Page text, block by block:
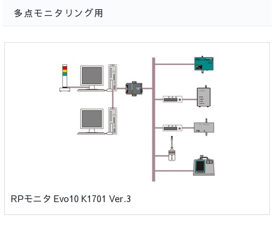
お問い合わせ
092-281-5361
多点モニタリング用
RPモニタ Evo10 K1701 Ver.3